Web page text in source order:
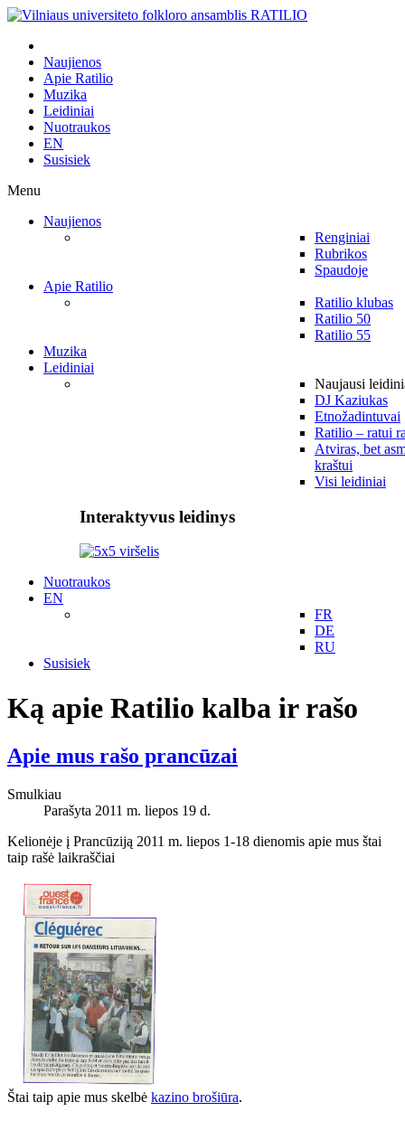
Naujienos
Apie Ratilio
Muzika
Leidiniai
Nuotraukos
EN
Susisiek
Menu
Naujienos
Renginiai
Rubrikos
Spaudoje
Apie Ratilio
Ratilio klubas
Ratilio 50
Ratilio 55
Muzika
Leidiniai
Naujausi
DJ Kaziukas
Etnožadintuvai
Ratilio – ratui
Atviras, bet
kraštui
Visi leidiniai
Interaktyvus leidinys
Nuotraukos
EN
FR
DE
RU
Susisiek
Ką apie Ratilio kalba ir rašo
Apie mus rašo prancūzai
Smulkiau
Parašyta 2011 m. liepos 19 d.
Kelionėje į Prancūziją 2011 m. liepos 1-18 dienomis apie mus štai
taip rašė laikraščiai
Štai taip apie mus skelbė kazino brošiūra.